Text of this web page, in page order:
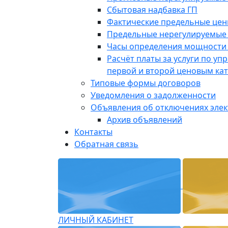
Сбытовая надбавка ГП
Фактические предельные
Предельные
Часы определения
Расчёт платы за услуги по
первой и второй ценовым
Типовые формы договоров
Уведомления о задолженности
Объявления об отключениях
Архив объявлений
Контакты
Обратная связь
ЛИЧНЫЙ КАБИНЕТ